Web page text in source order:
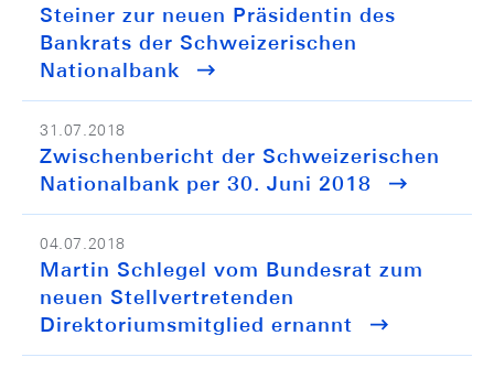
Steiner zur neuen Präsidentin des
Bankrats der Schweizerischen
Nationalbank
31.07.2018
Zwischenbericht der Schweizerischen
Nationalbank per 30. Juni 2018
04.07.2018
Martin Schlegel vom Bundesrat zum
neuen Stellvertretenden
Direktoriumsmitglied ernannt